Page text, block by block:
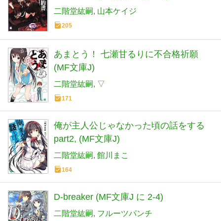
二階堂紘嗣 山本ケイジ
205
あまとう！ 七瀬甘るりに不合格祈願
(MF文庫J)
二階堂紘嗣 ▽
171
俺が主人公じゃなかった頃の話をする
part2, (MF文庫J)
二階堂紘嗣 館川まこ
164
D-breaker (MF文庫J に 2-4)
二階堂紘嗣 フルーツパンチ